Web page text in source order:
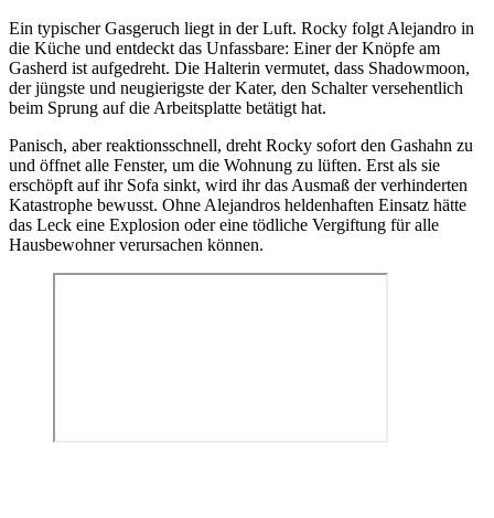
Ein typischer Gasgeruch liegt in der Luft. Rocky folgt Alejandro in
die Küche und entdeckt das Unfassbare: Einer der Knöpfe am
Gasherd ist aufgedreht. Die Halterin vermutet, dass Shadowmoon,
der jüngste und neugierigste der Kater, den Schalter versehentlich
beim Sprung auf die Arbeitsplatte betätigt hat.
Panisch, aber reaktionsschnell, dreht Rocky sofort den Gashahn zu
und öffnet alle Fenster, um die Wohnung zu lüften. Erst als sie
erschöpft auf ihr Sofa sinkt, wird ihr das Ausmaß der verhinderten
Katastrophe bewusst. Ohne Alejandros heldenhaften Einsatz hätte
das Leck eine Explosion oder eine tödliche Vergiftung für alle
Hausbewohner verursachen können.